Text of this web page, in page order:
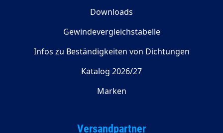
Downloads
Gewindevergleichstabelle
Infos zu Beständigkeiten von Dichtungen
Katalog 2026/27
Marken
Versandpartner